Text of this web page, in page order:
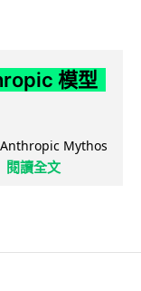
模型
Anthropic Mythos
閱讀全文